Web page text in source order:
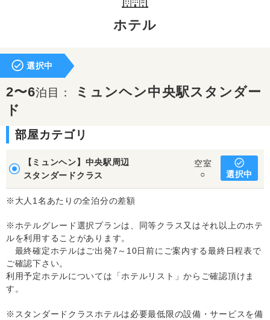
ホテル
選択中
2〜6泊目：
ミュンヘン中央駅スタンダー
ド
部屋カテゴリ
【ミュンヘン】中央駅周辺
スタンダードクラス
空室
○
選択中
※大人1名あたりの全泊分の差額
※ホテルグレード選択プランは、同等クラス又はそれ以上のホテ
ルを利用することがあります。
最終確定ホテルはご出発7～10日前にご案内する最終日程表で
ご確認下さい。
利用予定ホテルについては「ホテルリスト」からご確認頂けま
す。
※スタンダードクラスホテルは必要最低限の設備・サービスを備